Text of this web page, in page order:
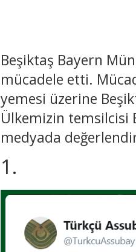
Beşiktaş Bayern
mücadele etti.
yemesi üzerine
Ülkemizin temsilcisi
medyada
1.